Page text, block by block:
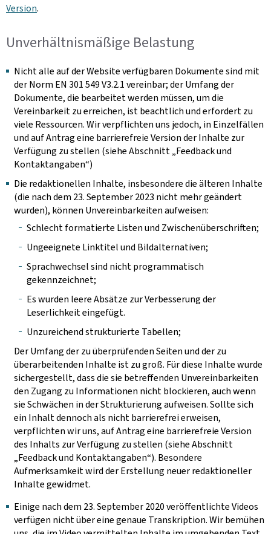
Version.
Unverhältnismäßige Belastung
Nicht alle auf der Website verfügbaren Dokumente sind mit
der Norm EN 301 549 V3.2.1 vereinbar; der Umfang der
Dokumente, die bearbeitet werden müssen, um die
Vereinbarkeit zu erreichen, ist beachtlich und erfordert zu
viele Ressourcen. Wir verpflichten uns jedoch, in Einzelfällen
und auf Antrag eine barrierefreie Version der Inhalte zur
Verfügung zu stellen (siehe Abschnitt „Feedback und
Kontaktangaben“)
Die redaktionellen Inhalte, insbesondere die älteren Inhalte
(die nach dem 23. September 2023 nicht mehr geändert
wurden), können Unvereinbarkeiten aufweisen:
Schlecht formatierte Listen und Zwischenüberschriften;
Ungeeignete Linktitel und Bildalternativen;
Sprachwechsel sind nicht programmatisch
gekennzeichnet;
Es wurden leere Absätze zur Verbesserung der
Leserlichkeit eingefügt.
Unzureichend strukturierte Tabellen;
Der Umfang der zu überprüfenden Seiten und der zu
überarbeitenden Inhalte ist zu groß. Für diese Inhalte wurde
sichergestellt, dass die sie betreffenden Unvereinbarkeiten
den Zugang zu Informationen nicht blockieren, auch wenn
sie Schwächen in der Strukturierung aufweisen. Sollte sich
ein Inhalt dennoch als nicht barrierefrei erweisen,
verpflichten wir uns, auf Antrag eine barrierefreie Version
des Inhalts zur Verfügung zu stellen (siehe Abschnitt
„Feedback und Kontaktangaben“). Besondere
Aufmerksamkeit wird der Erstellung neuer redaktioneller
Inhalte gewidmet.
Einige nach dem 23. September 2020 veröffentlichte Videos
verfügen nicht über eine genaue Transkription. Wir bemühen